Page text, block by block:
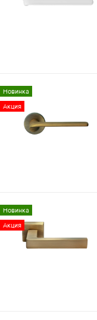
Новинка
Акция
Новинка
Акция